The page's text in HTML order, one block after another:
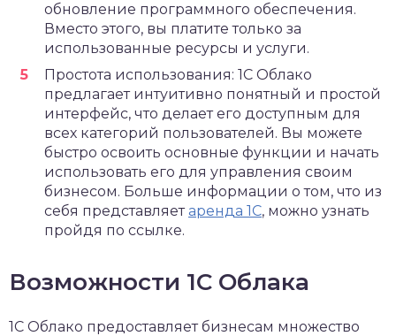
обновление программного обеспечения.
Вместо этого, вы платите только за
использованные ресурсы и услуги.
Простота использования: 1С Облако
предлагает интуитивно понятный и простой
интерфейс, что делает его доступным для
всех категорий пользователей. Вы можете
быстро освоить основные функции и начать
использовать его для управления своим
бизнесом. Больше информации о том, что из
себя представляетаренда 1С, можно узнать
пройдя по ссылке.
Возможности 1С Облака
1С Облако предоставляет бизнесам множество